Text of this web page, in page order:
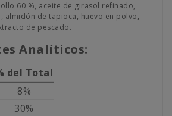
60 %, aceite de girasol refinado,
almidón de tapioca, huevo en polvo,
de pescado.
Analíticos:
del Total
8%
30%